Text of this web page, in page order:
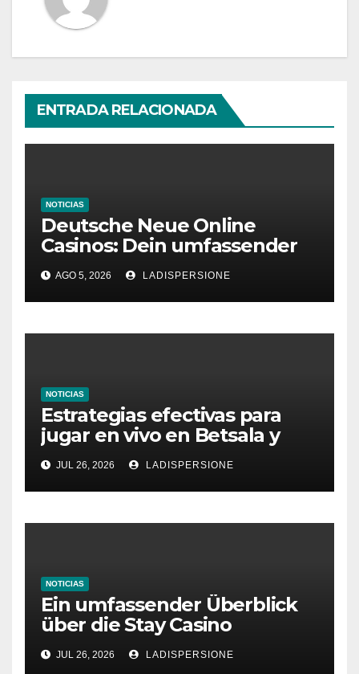
ENTRADA RELACIONADA
NOTICIAS
Deutsche Neue Online
Casinos: Dein umfassender
Ratgeber für moderne
Glücksspielplattformen
AGO 5, 2026 LADISPERSIONE
NOTICIAS
Estrategias efectivas para
jugar en vivo en Betsala y
aumentar tus ganancias
JUL 26, 2026 LADISPERSIONE
NOTICIAS
Ein umfassender Überblick
über die Stay Casino
Bonusbedingungen
JUL 26, 2026 LADISPERSIONE